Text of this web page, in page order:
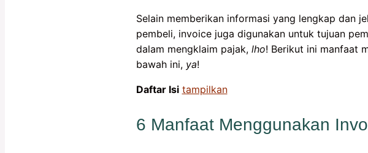
Selain memberikan informasi yang lengkap dan
pembeli, invoice juga digunakan untuk tujuan
dalam mengklaim pajak, lho! Berikut ini manfaat
bawah ini, ya!
Daftar Isi tampilkan
6 Manfaat Menggunakan